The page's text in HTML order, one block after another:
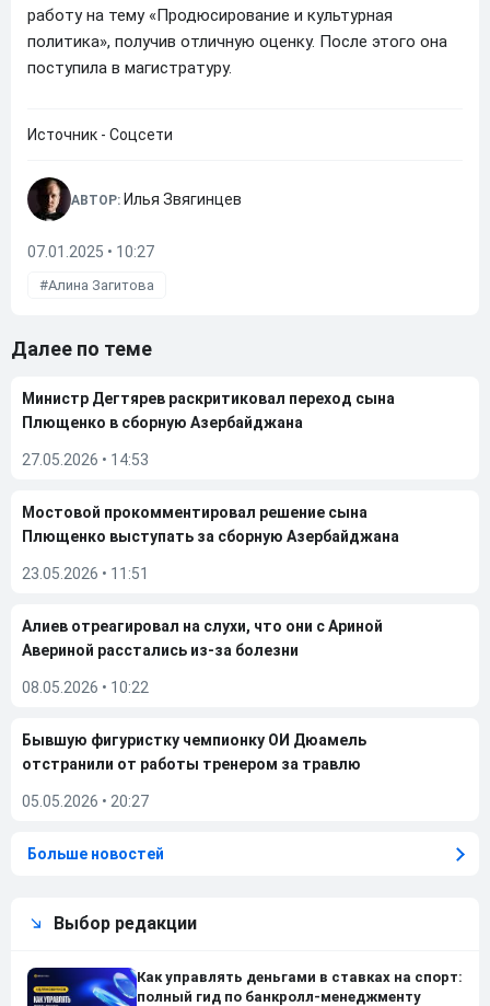
работу на тему «Продюсирование и культурная
политика», получив отличную оценку. После этого она
поступила в магистратуру.
Источник - Соцсети
АВТОР: Илья Звягинцев
07.01.2025 • 10:27
Алина Загитова
Далее по теме
Министр Дегтярев раскритиковал переход сына
Плющенко в сборную Азербайджана
27.05.2026 • 14:53
Мостовой прокомментировал решение сына
Плющенко выступать за сборную Азербайджана
23.05.2026 • 11:51
Алиев отреагировал на слухи, что они с Ариной
Авериной расстались из-за болезни
08.05.2026 • 10:22
Бывшую фигуристку чемпионку ОИ Дюамель
отстранили от работы тренером за травлю
05.05.2026 • 20:27
Больше новостей
Выбор редакции
Как управлять деньгами в ставках на спорт:
полный гид по банкролл-менеджменту